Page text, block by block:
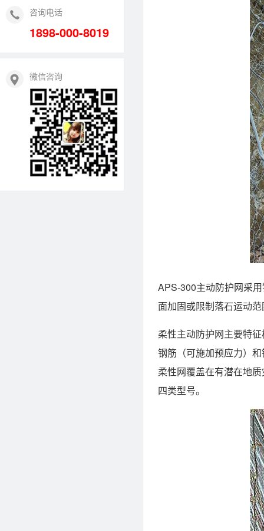
咨询电话
1898-000-8019
微信咨询
APS-300主动防护网采
面加固或限制落石运动
柔性主动防护网主要特
钢筋（可施加预应力）
柔性网覆盖在有潜在地
四类型号。